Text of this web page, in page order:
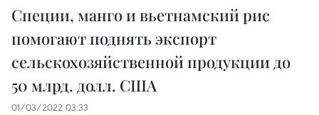
Специи, манго и вьетнамский рис
помогают поднять экспорт
сельскохозяйственной продукции до
50 млрд. долл. США
01/03/2022 03:33